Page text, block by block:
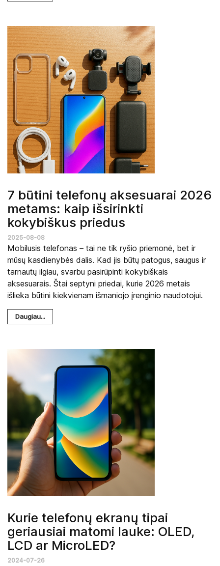
7 būtini telefonų aksesuarai 2026
metams: kaip išsirinkti
kokybiškus priedus
2025-08-08
Mobilusis telefonas – tai ne tik ryšio priemonė, bet ir
mūsų kasdienybės dalis. Kad jis būtų patogus, saugus ir
tarnautų ilgiau, svarbu pasirūpinti kokybiškais
aksesuarais. Štai septyni priedai, kurie 2026 metais
išlieka būtini kiekvienam išmaniojo įrenginio naudotojui.
Daugiau...
Kurie telefonų ekranų tipai
geriausiai matomi lauke: OLED,
LCD ar MicroLED?
2024-07-26